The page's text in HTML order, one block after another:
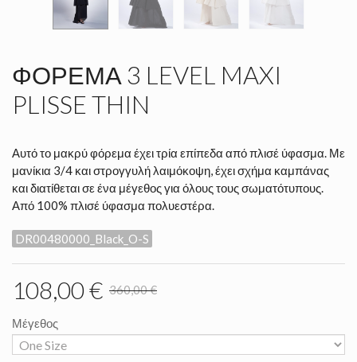
ΦΌΡΕΜΑ 3 LEVEL MAXI
PLISSE THIN
Αυτό το μακρύ φόρεμα έχει τρία επίπεδα από πλισέ ύφασμα. Με
μανίκια 3/4 και στρογγυλή λαιμόκοψη, έχει σχήμα καμπάνας
και διατίθεται σε ένα μέγεθος για όλους τους σωματότυπους.
Από 100% πλισέ ύφασμα πολυεστέρα.
DR00480000_Black_O-S
108,00 € 360,00 €
Μέγεθος